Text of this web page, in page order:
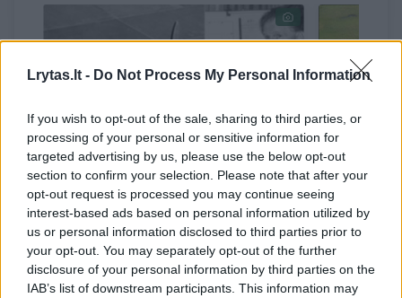
Lrytas.lt - Do Not Process My Personal Information
If you wish to opt-out of the sale, sharing to third parties, or
processing of your personal or sensitive information for
targeted advertising by us, please use the below opt-out
section to confirm your selection. Please note that after your
opt-out request is processed you may continue seeing
interest-based ads based on personal information utilized by
us or personal information disclosed to third parties prior to
your opt-out. You may separately opt-out of the further
disclosure of your personal information by third parties on the
IAB’s list of downstream participants. This information may
Didžioji Bermudų trikampio
mįslė: kur prieš 65 metus
dingo lėktuvas
Naujas
Kas
pragarą